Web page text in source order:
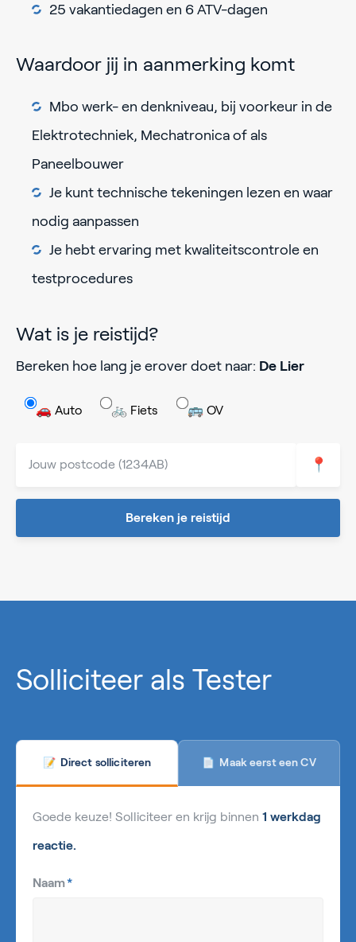
25 vakantiedagen en 6 ATV-dagen
Waardoor jij in aanmerking komt
Mbo werk- en denkniveau, bij voorkeur in de
Elektrotechniek, Mechatronica of als
Paneelbouwer
Je kunt technische tekeningen lezen en waar
nodig aanpassen
Je hebt ervaring met kwaliteitscontrole en
testprocedures
Wat is je reistijd?
Bereken hoe lang je erover doet naar: De Lier
🚗 Auto 🚲 Fiets 🚌 OV
📍
Bereken je reistijd
Solliciteer als Tester
📝 Direct solliciteren 📄 Maak eerst een CV
Goede keuze! Solliciteer en krijg binnen 1 werkdag
reactie.
Naam*